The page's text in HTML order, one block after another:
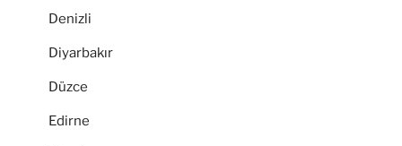
Denizli
Diyarbakır
Düzce
Edirne